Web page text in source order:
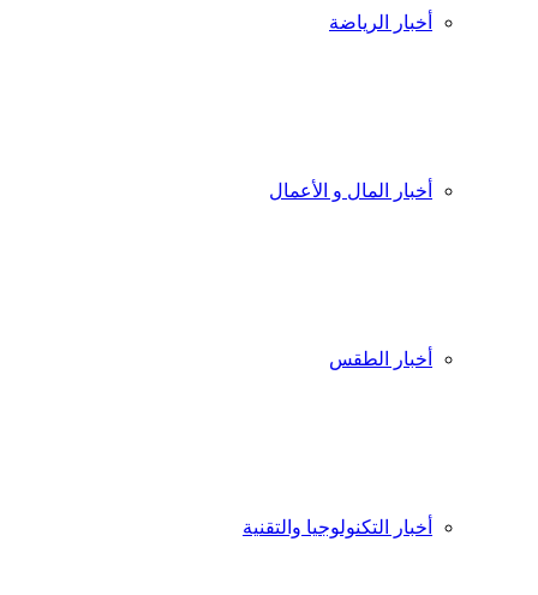
أخبار الرياضة
أخبار المال و الأعمال
أخبار الطقس
أخبار التكنولوجيا والتقنية